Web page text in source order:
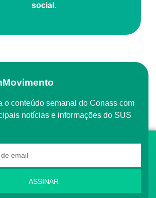
social.
o conteúdo semanal do Conass com
notícias e informações do SUS
ASSINAR